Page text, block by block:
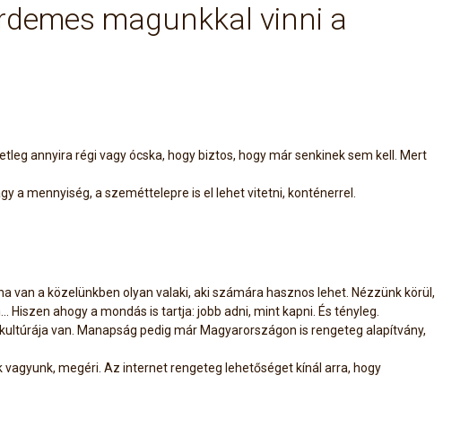
magunkkal vinni a
annyira régi vagy ócska, hogy biztos, hogy már senkinek sem kell. Mert
a mennyiség, a szeméttelepre is el lehet vitetni, konténerrel.
van a közelünkben olyan valaki, aki számára hasznos lehet. Nézzünk körül,
ahogy a mondás is tartja: jobb adni, mint kapni. És tényleg.
van. Manapság pedig már Magyarországon is rengeteg alapítvány,
vagyunk, megéri. Az internet rengeteg lehetőséget kínál arra, hogy